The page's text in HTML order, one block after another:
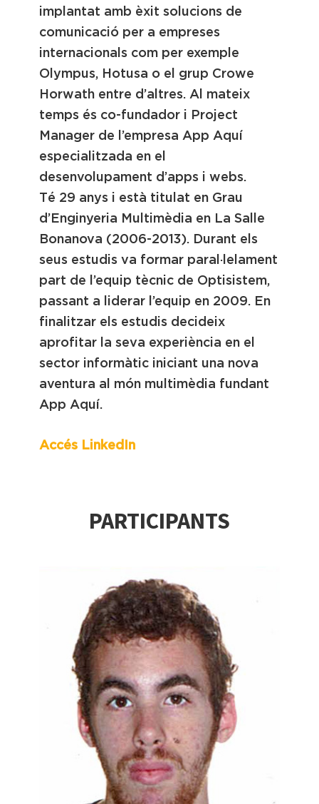
implantat amb èxit solucions de
comunicació per a empreses
internacionals com per exemple
Olympus, Hotusa o el grup Crowe
Horwath entre d’altres. Al mateix
temps és co-fundador i Project
Manager de l’empresa App Aquí
especialitzada en el
desenvolupament d’apps i webs.
Té 29 anys i està titulat en Grau
d’Enginyeria Multimèdia en La Salle
Bonanova (2006-2013). Durant els
seus estudis va formar paral·lelament
part de l’equip tècnic de Optisistem,
passant a liderar l’equip en 2009. En
finalitzar els estudis decideix
aprofitar la seva experiència en el
sector informàtic iniciant una nova
aventura al món multimèdia fundant
App Aquí.
Accés LinkedIn
PARTICIPANTS